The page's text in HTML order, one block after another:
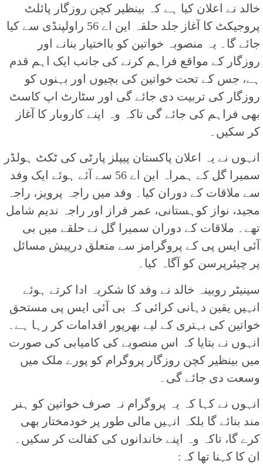
خالد نے اعلان کیا ہے کہ بینظیر کچن روزگار پائلٹ
پروجیکٹ کا آغاز جلد حلقہ این اے 56 راولپنڈی سے کیا
جائے گا۔ یہ منصوبہ خواتین کو بااختیار بنانے اور
روزگار کے مواقع فراہم کرنے کی جانب ایک اہم قدم
ہے، جس کے تحت خواتین کی بچیوں اور بہنوں کو
روزگار کی تربیت دی جائے گی اور سٹارٹ اپ کاسٹ
بھی فراہم کی جائے گی تاکہ وہ اپنے کاروبار کا آغاز
کر سکیں۔
انہوں نے یہ اعلان پاکستان پیپلز پارٹی کی ٹکٹ ہولڈر
سمیرا گل کے ہمراہ این اے 56 سے آئے ہوئے ایک وفد
سے ملاقات کے دوران کیا۔ وفد میں راجہ پرویز، راجہ
مجید، نواز کوہستانی، عمر فراز اور راجہ ندیم شامل
تھے۔ ملاقات کے دوران سمیرا گل نے حلقے میں بی
آئی ایس پی کے پروگرامز سے متعلق درپیش مسائل
پر چیئرپرسن کو آگاہ کیا۔
سینیٹر روبینہ خالد نے وفد کا شکریہ ادا کرتے ہوئے
انہیں یقین دہانی کرائی کہ بی آئی ایس پی مستحق
خواتین کی بہتری کے لیے بھرپور اقدامات کر رہا ہے۔
انہوں نے بتایا کہ اس منصوبے کی کامیابی کی صورت
میں بینظیر کچن روزگار پروگرام کو پورے ملک میں
وسعت دی جائے گی۔
انہوں نے کہا کہ یہ پروگرام نہ صرف خواتین کو ہنر
مند بنائے گا بلکہ انہیں مالی طور پر خودمختار بھی
کرے گا، تاکہ وہ اپنے خاندانوں کی کفالت کر سکیں۔
ان کا کہنا تھا کہ: